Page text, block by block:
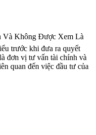
Không Được Xem Là
trước khi đưa ra quyết
đơn vị tư vấn tài chính và
quan đến việc đầu tư của